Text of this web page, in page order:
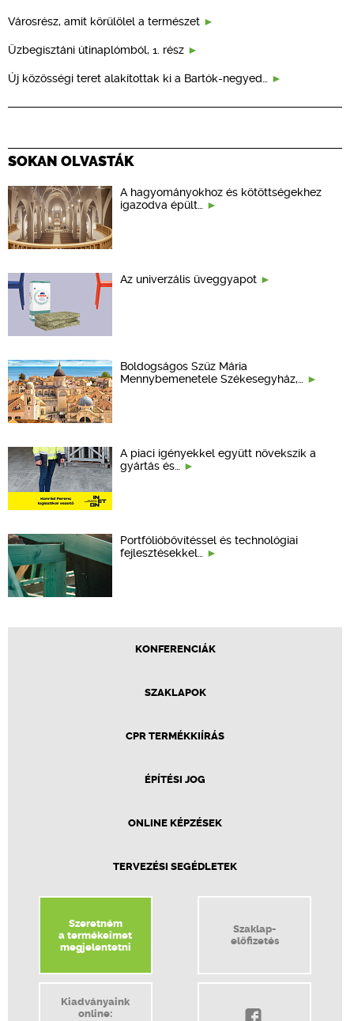
Városrész, amit körülölel a természet
Üzbegisztáni útinaplómból, 1. rész
Új közösségi teret alakítottak ki a Bartók-negyed…
SOKAN OLVASTÁK
A hagyományokhoz és kötöttségekhez
igazodva épült…
Az univerzális üveggyapot
Boldogságos Szűz Mária
Mennybemenetele Székesegyház,…
A piaci igényekkel együtt növekszik a
gyártás és…
Portfólióbővítéssel és technológiai
fejlesztésekkel…
KONFERENCIÁK
SZAKLAPOK
CPR TERMÉKKIÍRÁS
ÉPÍTÉSI JOG
ONLINE KÉPZÉSEK
TERVEZÉSI SEGÉDLETEK
Szeretném
a termékeimet
megjelentetni
Szaklap-
előfizetés
Kiadványaink
online: